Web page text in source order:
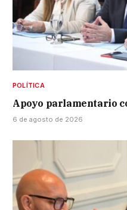
POLÍTICA
Apoyo parlamentario
6 de agosto de 2026